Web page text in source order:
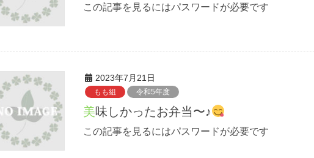
この記事を見るにはパスワードが必要です
2023年7月21日
もも組 令和5年度
美味しかったお弁当〜♪
この記事を見るにはパスワードが必要です